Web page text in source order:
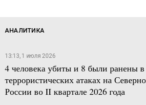
АНАЛИТИКА
13:13, 1 июля 2026
4 человека убиты и 8 были ранены
террористических атаках на
России во II квартале 2026 года